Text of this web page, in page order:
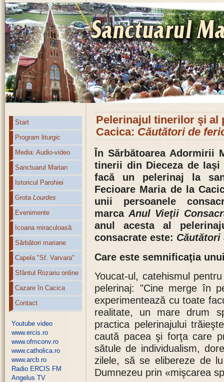
Start
Program liturgic
Media: Audio-video
Sanctuarul Marian
Istoricul Parohiei
Grota Lourdes
Evenimente
Icoana miraculoasă
Sărbători mariane
Capela "Sf. Varvara"
Sfântul Rozariu online
Cazare în Cacica
Contact
Youtube video
www.ercis.ro
www.ofmconv.ro
www.catholica.ro
www.arcb.ro
Radio ERCIS FM
Angelus TV
Pelerinajul tinerilor şi al
Cacica: Căutători de
În Sărbătoarea Adormirii
tinerii din Dieceza de
facă un pelerinaj la
Fecioare Maria de la
unii persoanele
marcaAnul Vieţii
anul acesta al
consacrate este: Căutători
Care este semnificaţia
Youcat-ul, catehismul
pelerinaj: "Cine merge în
experimentează cu toate
realitate, un mare drum
practica pelerinajului
caută pacea şi forţa care
sătule de individualism,
zilele, să se elibereze de
Dumnezeu prin «mişcarea